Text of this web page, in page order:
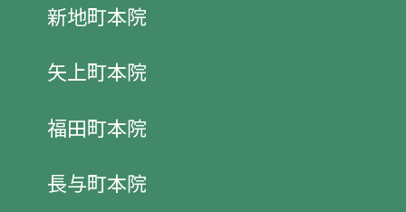
新地町本院
矢上町本院
福田町本院
長与町本院